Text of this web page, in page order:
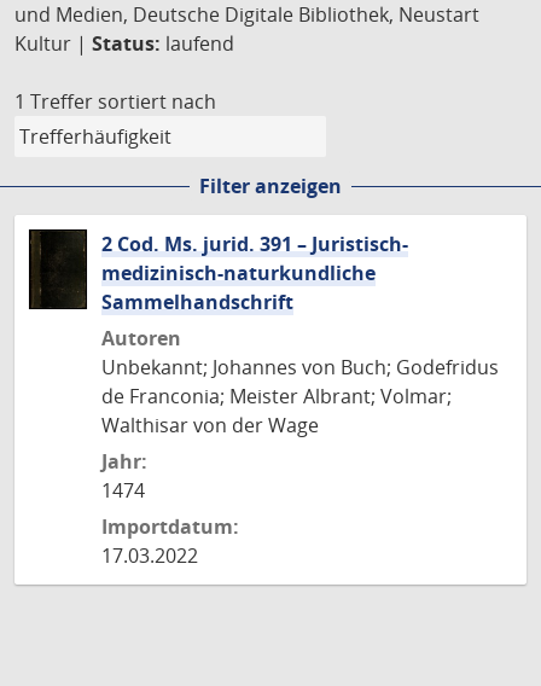
und Medien, Deutsche Digitale Bibliothek, Neustart
Kultur | Status: laufend
1 Treffer sortiert nach
Filter anzeigen
2 Cod. Ms. jurid. 391 – Juristisch-
medizinisch-naturkundliche
Sammelhandschrift
Autoren
Unbekannt; Johannes von Buch; Godefridus
de Franconia; Meister Albrant; Volmar;
Walthisar von der Wage
Jahr:
1474
Importdatum:
17.03.2022